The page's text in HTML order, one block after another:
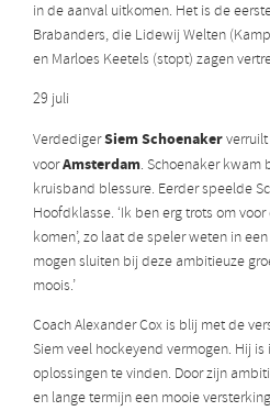
in de aanval uitkomen. Het is de
Brabanders, die Lidewij Welten
en Marloes Keetels (stopt) zagen
29 juli
VerdedigerSiem Schoenaker
voorAmsterdam. Schoenaker kwam
kruisband blessure. Eerder speelde
Hoofdklasse. ‘Ik ben erg trots om
komen’, zo laat de speler weten in
mogen sluiten bij deze ambitieuze
moois.’
Coach Alexander Cox is blij met de
Siem veel hockeyend vermogen. Hij
oplossingen te vinden. Door zijn
en lange termijn een mooie